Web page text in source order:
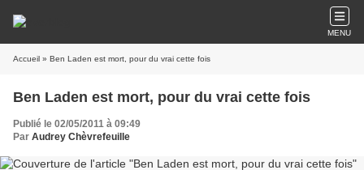
MENU
Accueil » Ben Laden est mort, pour du vrai cette fois
Ben Laden est mort, pour du vrai cette fois
Publié le 02/05/2011 à 09:49
Par Audrey Chèvrefeuille